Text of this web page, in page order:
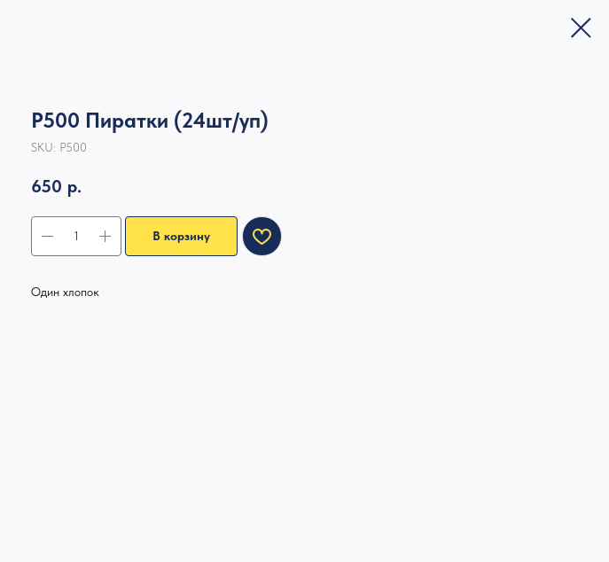
Р500 Пиратки (24шт/уп)
SKU: Р500
650 р.
В корзину
Один хлопок